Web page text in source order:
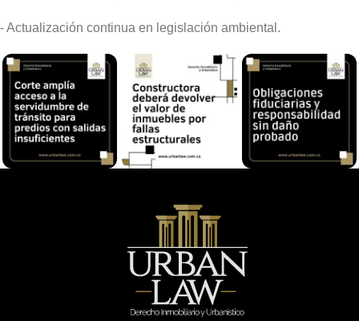
- Actualización continua en legislación ambiental.